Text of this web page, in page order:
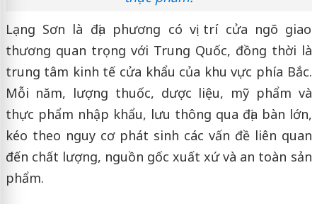
Lạng Sơn là địa phương có vị trí cửa ngõ giao
thương quan trọng với Trung Quốc, đồng thời là
trung tâm kinh tế cửa khẩu của khu vực phía Bắc.
Mỗi năm, lượng thuốc, dược liệu, mỹ phẩm và
thực phẩm nhập khẩu, lưu thông qua địa bàn lớn,
kéo theo nguy cơ phát sinh các vấn đề liên quan
đến chất lượng, nguồn gốc xuất xứ và an toàn sản
phẩm.